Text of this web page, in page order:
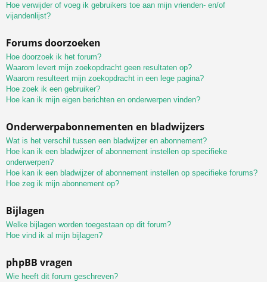
Hoe verwijder of voeg ik gebruikers toe aan mijn vrienden- en/of
vijandenlijst?
Forums doorzoeken
Hoe doorzoek ik het forum?
Waarom levert mijn zoekopdracht geen resultaten op?
Waarom resulteert mijn zoekopdracht in een lege pagina?
Hoe zoek ik een gebruiker?
Hoe kan ik mijn eigen berichten en onderwerpen vinden?
Onderwerpabonnementen en bladwijzers
Wat is het verschil tussen een bladwijzer en abonnement?
Hoe kan ik een bladwijzer of abonnement instellen op specifieke
onderwerpen?
Hoe kan ik een bladwijzer of abonnement instellen op specifieke forums?
Hoe zeg ik mijn abonnement op?
Bijlagen
Welke bijlagen worden toegestaan op dit forum?
Hoe vind ik al mijn bijlagen?
phpBB vragen
Wie heeft dit forum geschreven?